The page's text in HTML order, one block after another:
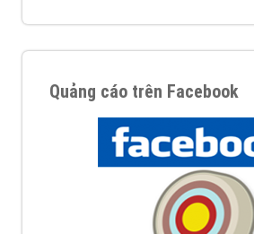
Quảng cáo trên Facebook